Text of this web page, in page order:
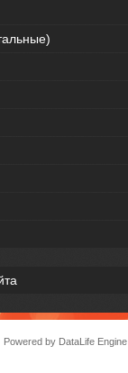
Powered by DataLife Engine